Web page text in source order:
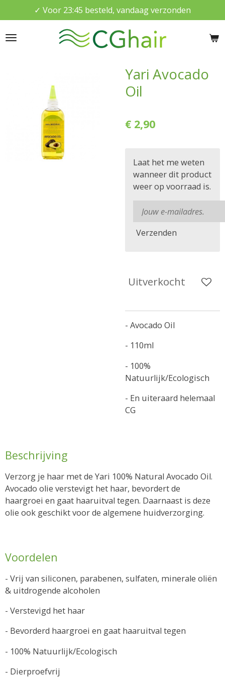
direct
naar
✓ Voor 23:45 besteld, vandaag verzonden
Yari Avocado
Oil
€ 2,90
Laat het me weten
wanneer dit product
weer op voorraad is.
Verzenden
Uitverkocht
- Avocado Oil
- 110ml
- 100%
Natuurlijk/Ecologisch
- En uiteraard helemaal
CG
Beschrijving
Verzorg je haar met de Yari 100% Natural Avocado Oil.
Avocado olie verstevigt het haar, bevordert de
haargroei en gaat haaruitval tegen. Daarnaast is deze
olie ook geschikt voor de algemene huidverzorging.
Voordelen
- Vrij van siliconen, parabenen, sulfaten, minerale oliën
& uitdrogende alcoholen
- Verstevigd het haar
- Bevorderd haargroei en gaat haaruitval tegen
- 100% Natuurlijk/Ecologisch
- Dierproefvrij